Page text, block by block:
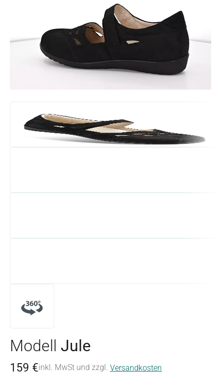
Modell Jule
159 €inkl. MwSt und zzgl. Versandkosten